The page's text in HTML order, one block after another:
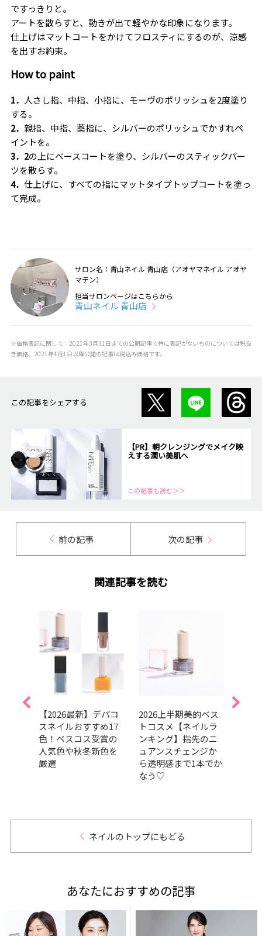
ですっきりと。
アートを散らすと、動きが出て軽やかな印象になります。
仕上げはマットコートをかけてフロスティにするのが、涼感
を出すお約束。
How to paint
1． 人さし指、中指、小指に、モーヴのポリッシュを2度塗り
する。
2． 親指、中指、薬指に、シルバーのポリッシュでかすれペ
イントを。
3．2の上にベースコートを塗り、シルバーのスティックパー
ツを散らす。
4． 仕上げに、すべての指にマットタイプトップコートを塗っ
て完成。
サロン名：青山ネイル 青山店（アオヤマネイル アオヤ
マテン）
担当サロンページはこちらから
青山ネイル 青山店
※価格表記に関して：2021年3月31日までの公開記事で特に表記がないものについては税抜
き価格、2021年4月1日以降公開の記事は税込み価格です。
この記事をシェアする
【PR】朝クレンジングでメイク映
えする潤い美肌へ
この記事も読む＞＞
前の記事 次の記事
関連記事を読む
【2026最新】デパコ
スネイルおすすめ17
色！ベスコス受賞の
人気色や秋冬新色を
厳選
2026上半期美的ベス
トコスメ【ネイルラ
ンキング】指先のニ
ュアンスチェンジか
ら透明感まで1本でか
なう♡
ネイルのトップにもどる
あなたにおすすめの記事